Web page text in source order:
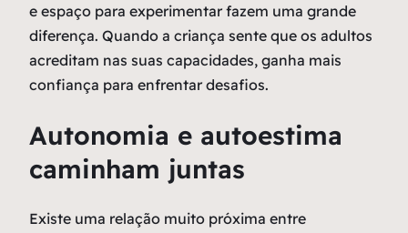
e espaço para experimentar fazem uma grande
diferença. Quando a criança sente que os adultos
acreditam nas suas capacidades, ganha mais
confiança para enfrentar desafios.
Autonomia e autoestima
caminham juntas
Existe uma relação muito próxima entre